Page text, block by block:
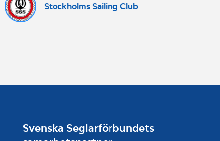
Stockholms Sailing Club
Svenska Seglarförbundets